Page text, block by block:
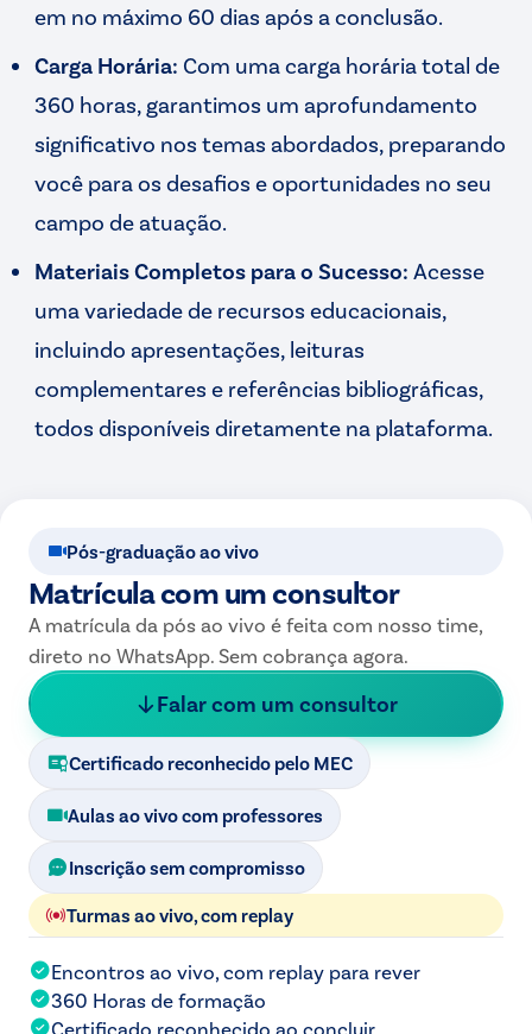
em no máximo 60 dias após a conclusão.
Carga Horária: Com uma carga horária total de
360 horas, garantimos um aprofundamento
significativo nos temas abordados, preparando
você para os desafios e oportunidades no seu
campo de atuação.
Materiais Completos para o Sucesso: Acesse
uma variedade de recursos educacionais,
incluindo apresentações, leituras
complementares e referências bibliográficas,
todos disponíveis diretamente na plataforma.
Pós-graduação ao vivo
Matrícula com um consultor
A matrícula da pós ao vivo é feita com nosso time,
direto no WhatsApp. Sem cobrança agora.
Falar com um consultor
Certificado reconhecido pelo MEC
Aulas ao vivo com professores
Inscrição sem compromisso
Turmas ao vivo, com replay
Encontros ao vivo, com replay para rever
360 Horas de formação
Certificado reconhecido ao concluir